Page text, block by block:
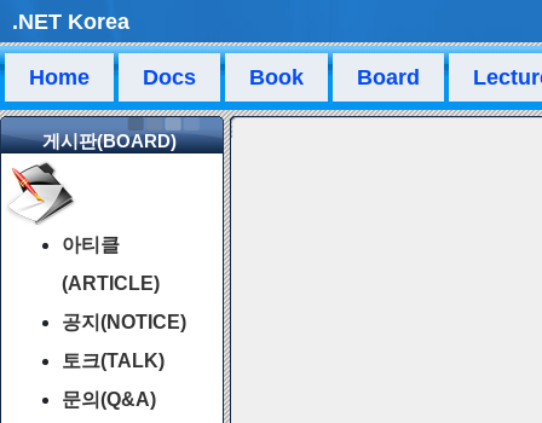
.NET Korea
Home Docs Book Board
게시판(BOARD)
아티클
(ARTICLE)
공지(NOTICE)
토크(TALK)
문의(Q&A)